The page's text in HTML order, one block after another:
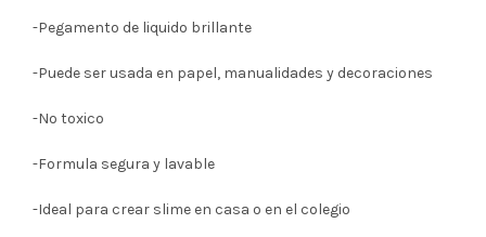
-Pegamento de liquido brillante
-Puede ser usada en papel, manualidades y decoraciones
-No toxico
-Formula segura y lavable
-Ideal para crear slime en casa o en el colegio